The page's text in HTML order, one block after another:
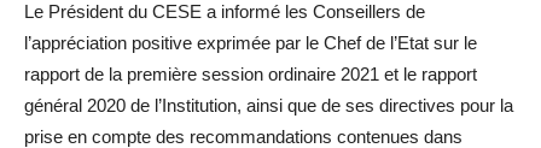
Le Président du CESE a informé les Conseillers de
l’appréciation positive exprimée par le Chef de l’Etat sur le
rapport de la première session ordinaire 2021 et le rapport
général 2020 de l’Institution, ainsi que de ses directives pour la
prise en compte des recommandations contenues dans